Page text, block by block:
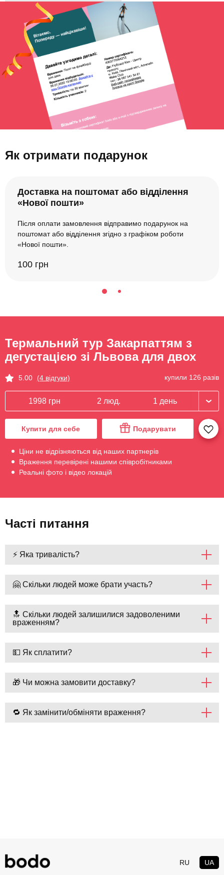
Як отримати подарунок
Доставка на поштомат або відділення
«Нової пошти»
Після оплати замовлення відправимо подарунок на
поштомат або відділення згідно з графіком роботи
«Нової пошти».
100 грн
Термальний тур Закарпаттям з
дегустацією зі Львова для двох
5.00 (4 відгуки) купили 126 разів
1998 грн 2 люд. 1 день
Купити для себе Подарувати
Ціни не відрізняються від наших партнерів
Враження перевірені нашими співробітниками
Реальні фото і відео локацій
Часті питання
⚡ Яка тривалість?
🤗 Скільки людей може брати участь?
🔝 Скільки людей залишилися задоволеними
враженням?
💵 Як сплатити?
🎁 Чи можна замовити доставку?
🔁 Як замінити/обміняти враження?
RU UA